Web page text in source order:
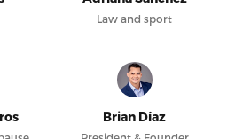
Law and sport
Brian Díaz